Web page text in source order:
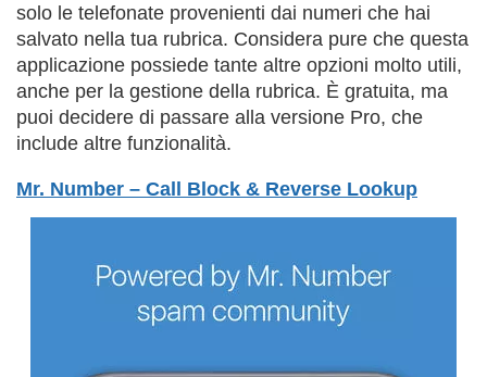
solo le telefonate provenienti dai numeri che hai
salvato nella tua rubrica. Considera pure che questa
applicazione possiede tante altre opzioni molto utili,
anche per la gestione della rubrica. È gratuita, ma
puoi decidere di passare alla versione Pro, che
include altre funzionalità.
Mr. Number – Call Block & Reverse Lookup